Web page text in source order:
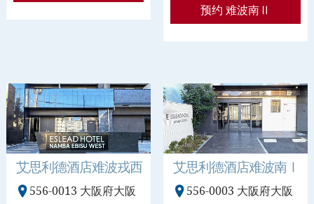
预约 难波南Ⅱ
艾思利德酒店难波戎西
556-0013 大阪府大阪
艾思利德酒店难波南Ⅰ
556-0003 大阪府大阪